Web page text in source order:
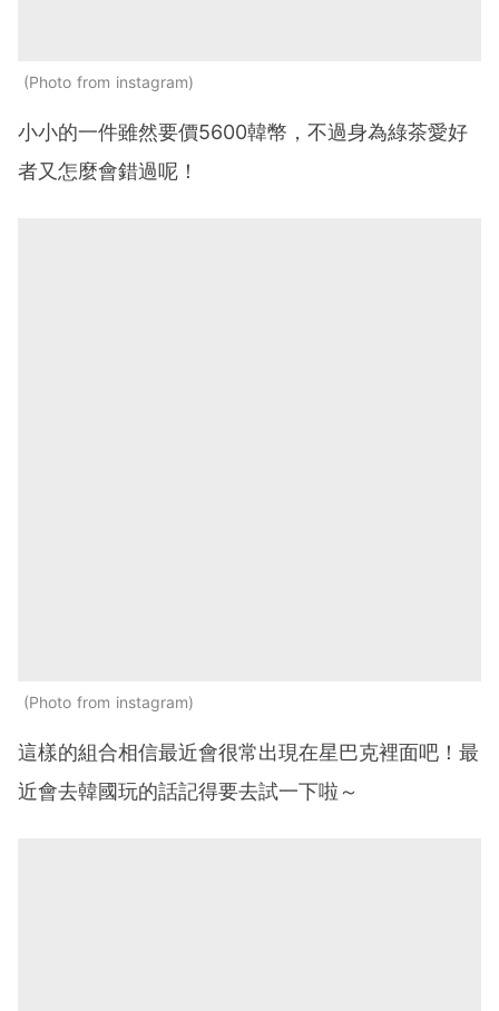
Photo from instagram
小小的一件雖然要價5600韓幣，不過身為綠茶愛好
者又怎麼會錯過呢！
Photo from instagram
這樣的組合相信最近會很常出現在星巴克裡面吧！最
近會去韓國玩的話記得要去試一下啦～